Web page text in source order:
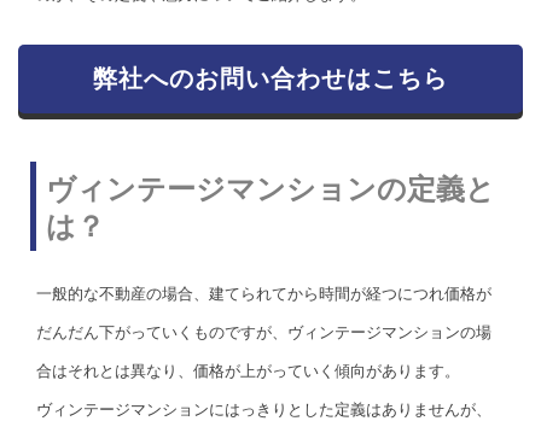
弊社へのお問い合わせはこちら
ヴィンテージマンションの定義と
は？
一般的な不動産の場合、建てられてから時間が経つにつれ価格が
だんだん下がっていくものですが、ヴィンテージマンションの場
合はそれとは異なり、価格が上がっていく傾向があります。
ヴィンテージマンションにはっきりとした定義はありませんが、